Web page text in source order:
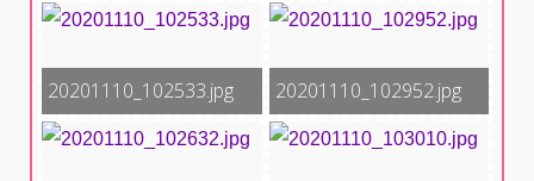
20201110_102533.jpg 20201110_102952.jpg